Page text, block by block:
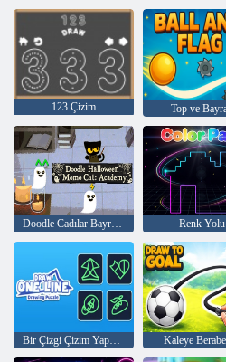
123 Çizim Top ve
Doodle Cadılar Bayramı Momo Kedi: Akademi Renk Yolu
Bir Çizgi Çizim Yapboz Çiz Kaleye